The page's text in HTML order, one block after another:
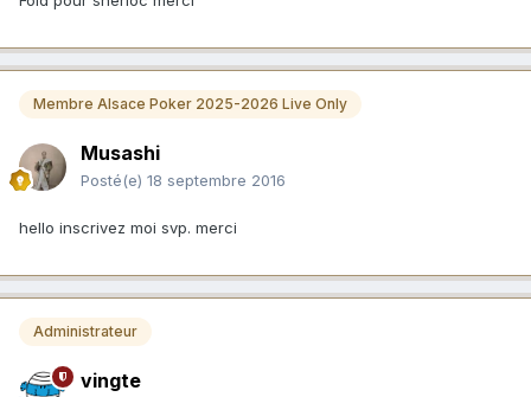
Membre Alsace Poker 2025-2026 Live Only
Musashi
Posté(e) 18 septembre 2016
hello inscrivez moi svp. merci
Administrateur
vingte